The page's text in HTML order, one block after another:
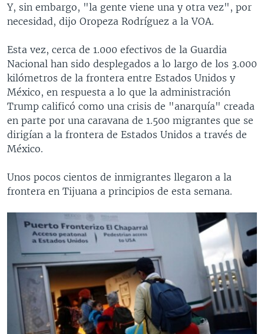
Y, sin embargo, "la gente viene una y otra vez", por
necesidad, dijo Oropeza Rodríguez a la VOA.
Esta vez, cerca de 1.000 efectivos de la Guardia
Nacional han sido desplegados a lo largo de los 3.000
kilómetros de la frontera entre Estados Unidos y
México, en respuesta a lo que la administración
Trump calificó como una crisis de "anarquía" creada
en parte por una caravana de 1.500 migrantes que se
dirigían a la frontera de Estados Unidos a través de
México.
Unos pocos cientos de inmigrantes llegaron a la
frontera en Tijuana a principios de esta semana.